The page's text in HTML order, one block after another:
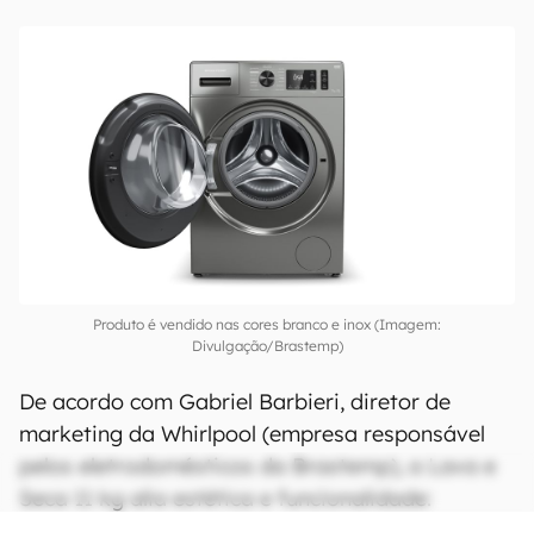
Produto é vendido nas cores branco e inox (Imagem:
Divulgação/Brastemp)
De acordo com Gabriel Barbieri, diretor de
marketing da Whirlpool (empresa responsável
pelos eletrodomésticos da Brastemp), a Lava e
Seca 11 kg alia estética e funcionalidade: